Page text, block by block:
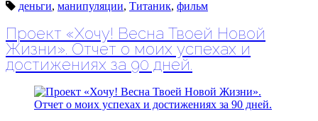
деньги, манипуляции, Титаник, фильм
Проект «Хочу! Весна Твоей Новой
Жизни». Отчет о моих успехах и
достижениях за 90 дней.